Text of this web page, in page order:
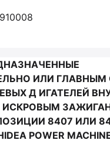
ИЛИ ГЛАВНЫМ
Д ИГАТЕЛЕЙ
ИСКРОВЫМ
8407 ИЛИ
POWER